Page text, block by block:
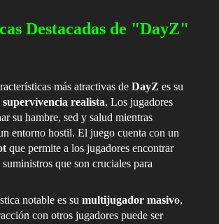
Destacadas de "DayZ"
más atractivas de DayZ es su
supervivencia realista. Los jugadores
su hambre, sed y salud mientras
entorno hostil. El juego cuenta con un
que permite a los jugadores encontrar
que son cruciales para
notable es su multijugador masivo,
con otros jugadores puede ser